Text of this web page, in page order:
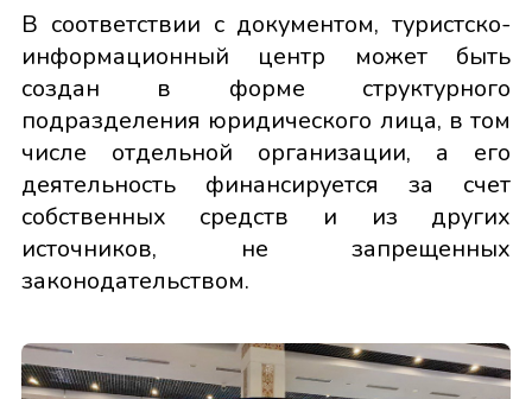
В соответствии с документом, туристско-
информационный центр может быть
создан в форме структурного
подразделения юридического лица, в том
числе отдельной организации, а его
деятельность финансируется за счет
собственных средств и из других
источников, не запрещенных
законодательством.